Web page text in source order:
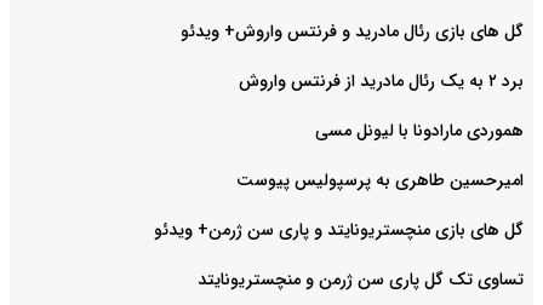
گل های بازی رئال مادرید و فرنتس واروش+ ویدئو
برد ۲ به یک رئال مادرید از فرنتس واروش
هموردی مارادونا با لیونل مسی
امیرحسین طاهری به پرسپولیس پیوست
گل های بازی منچستریونایتد و پاری سن ژرمن+ ویدئو
تساوی تک گل پاری سن ژرمن و منچستریونایتد